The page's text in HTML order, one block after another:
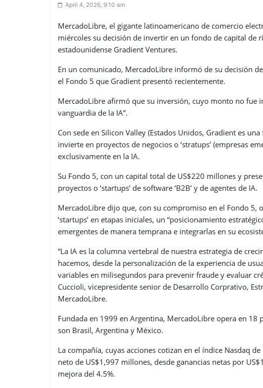
April 4, 2026, 9:10 am
MercadoLibre, el gigante latinoamericano de comercio
miércoles su decisión de invertir en un fondo de capital de
estadounidense Gradient Ventures.
En un comunicado, MercadoLibre informó de su decisión
el Fondo 5 que Gradient presentó recientemente.
MercadoLibre afirmó que su inversión, cuyo monto no fue
vanguardia de la IA”.
Con sede en Silicon Valley (Estados Unidos, Gradient es
invierte en proyectos de negocios o ‘stratups’ (empresas
exclusivamente en la IA.
Su Fondo 5, con un capital total de US$220 millones y
proyectos o ‘startups’ de software ‘B2B’ y de agentes de IA.
MercadoLibre dijo que, con su compromiso en el Fondo 5,
‘startups’ en etapas iniciales, un “posicionamiento
emergentes de manera temprana e integrarlas en su
“La IA es la columna vertebral de nuestra estrategia de
hacemos, desde la personalización de la experiencia de
variables en milisegundos para prevenir fraude y evaluar
Cuccioli, vicepresidente senior de Desarrollo Corprativo,
MercadoLibre.
Fundada en 1999 en Argentina, MercadoLibre opera en 18
son Brasil, Argentina y México.
La compañía, cuyas acciones cotizan en el índice Nasdaq
neto de US$1,997 millones, desde ganancias netas por
mejora del 4.5%.